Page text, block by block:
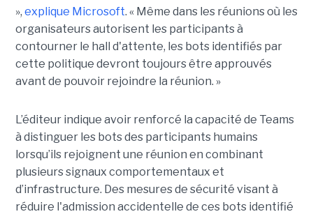
», explique Microsoft. « Même dans les réunions où les
organisateurs autorisent les participants à
contourner le hall d'attente, les bots identifiés par
cette politique devront toujours être approuvés
avant de pouvoir rejoindre la réunion. »
L’éditeur indique avoir renforcé la capacité de Teams
à distinguer les bots des participants humains
lorsqu’ils rejoignent une réunion en combinant
plusieurs signaux comportementaux et
d’infrastructure. Des mesures de sécurité visant à
réduire l'admission accidentelle de ces bots identifié